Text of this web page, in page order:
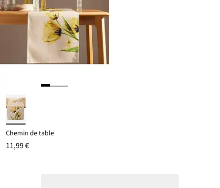
Chemin de table
11,99 €